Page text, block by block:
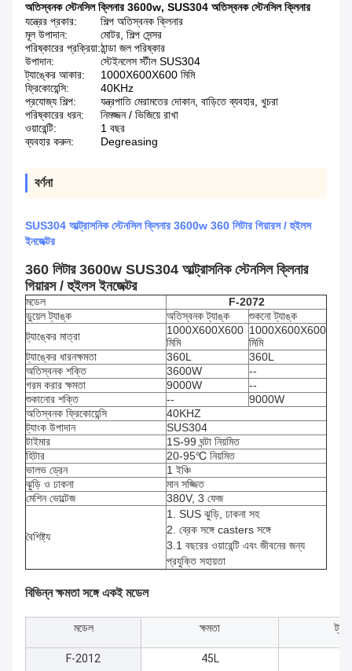
অতিস্বনক স্টেনসিল ক্লিনার 3600w, SUS304 অতিস্বনক স্টেনসিল ক্লিনার
যন্ত্রের প্রকার:
শিল্প অতিস্বনক ক্লিনার
মূল উপাদান:
মোটর, শিল্প সেন্সর
পরিষ্কারের প্রক্রিয়া:ঠান্ডা জল পরিষ্কার
উপাদান:
স্টেইনলেস স্টীল SUS304
ট্যাঙ্কের আকার:
1000X600X600 মিমি
ফ্রিকোয়েন্সি:
40KHz
প্রযোজ্য শিল্প:
যন্ত্রপাতি মেরামতের দোকান, বাড়িতে ব্যবহার, খুচরা
পরিষ্কারের ধরন:
নিমজ্জন / ভিজিয়ে রাখা
ওয়ারেন্টি:
1 বছর
ব্যবহার করুন:
Degreasing
বর্ণনা
SUS304 আল্ট্রাসনিক স্টেনসিল ক্লিনার 3600w 360 লিটার গিয়ারস / হুইলস
ইনজেক্টর
360 লিটার 3600w SUS304 আল্ট্রাসনিক স্টেনসিল ক্লিনার
গিয়ারস / হুইলস ইনজেক্টর
মডেল
F-2072
ডুয়েল ট্যাঙ্ক
অতিস্বনক ট্যাঙ্ক
শুকনো ট্যাঙ্ক
ট্যাঙ্কের মাত্রা
1000X600X600
মিমি
1000X600X600
মিমি
ট্যাঙ্কের ধারনক্ষমতা
360L
360L
অতিস্বনক শক্তি
3600W
--
গরম করার ক্ষমতা
9000W
--
শুকানোর শক্তি
--
9000W
অতিস্বনক ফ্রিকোয়েন্সি
40KHZ
ট্যাংক উপাদান
SUS304
টাইমার
1S-99 ঘন্টা নিয়মিত
হিটার
20-95℃ নিয়মিত
ভালভ ড্রেন
1 ইঞ্চি
ঝুড়ি ও ঢাকনা
মান সজ্জিত
মেশিন ভোল্টেজ
380V, 3 ফেজ
বৈশিষ্ট্য
1. SUS ঝুড়ি, ঢাকনা সহ
2. ব্রেক সঙ্গে casters সঙ্গে
3.1 বছরের ওয়ারেন্টি এবং জীবনের জন্য
প্রযুক্তি সহায়তা
বিভিন্ন ক্ষমতা সঙ্গে একই মডেল
মডেল ক্ষমতা
F-2012 45L